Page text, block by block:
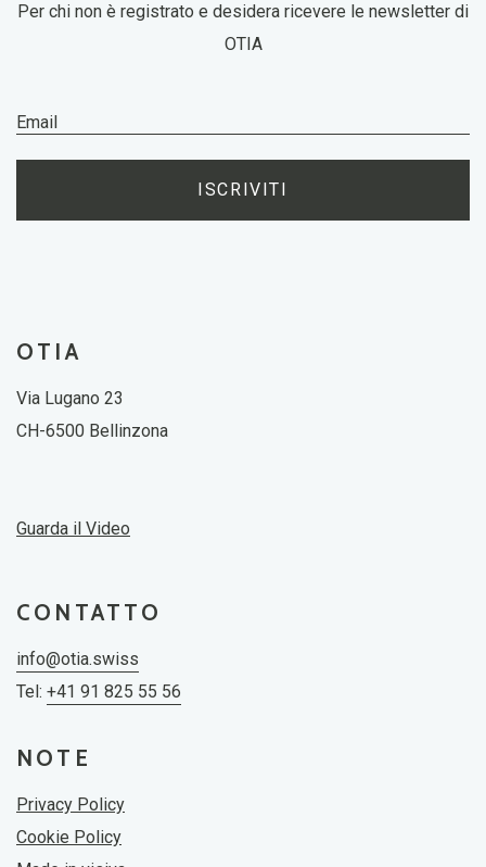
Per chi non è registrato e desidera ricevere le newsletter di
OTIA
ISCRIVITI
OTIA
Via Lugano 23
CH-6500 Bellinzona
Guarda il Video
CONTATTO
info@otia.swiss
Tel: +41 91 825 55 56
NOTE
Privacy Policy
Cookie Policy